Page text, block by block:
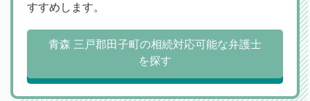
すすめします。
青森 三戸郡田子町の相続対応可能な弁護士
を探す